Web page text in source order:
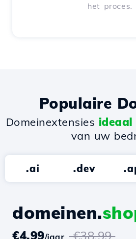
het proces.
Populaire
Domeinextensies ideaal
van uw
.ai .dev
domeinen.
€4.99/jaar €38.99